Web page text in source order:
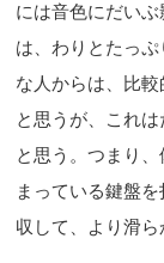
には音色にだい
は、わりとたっ
な人からは、比
と思うが、これ
と思う。つまり
まっている鍵盤
収して、より滑ら